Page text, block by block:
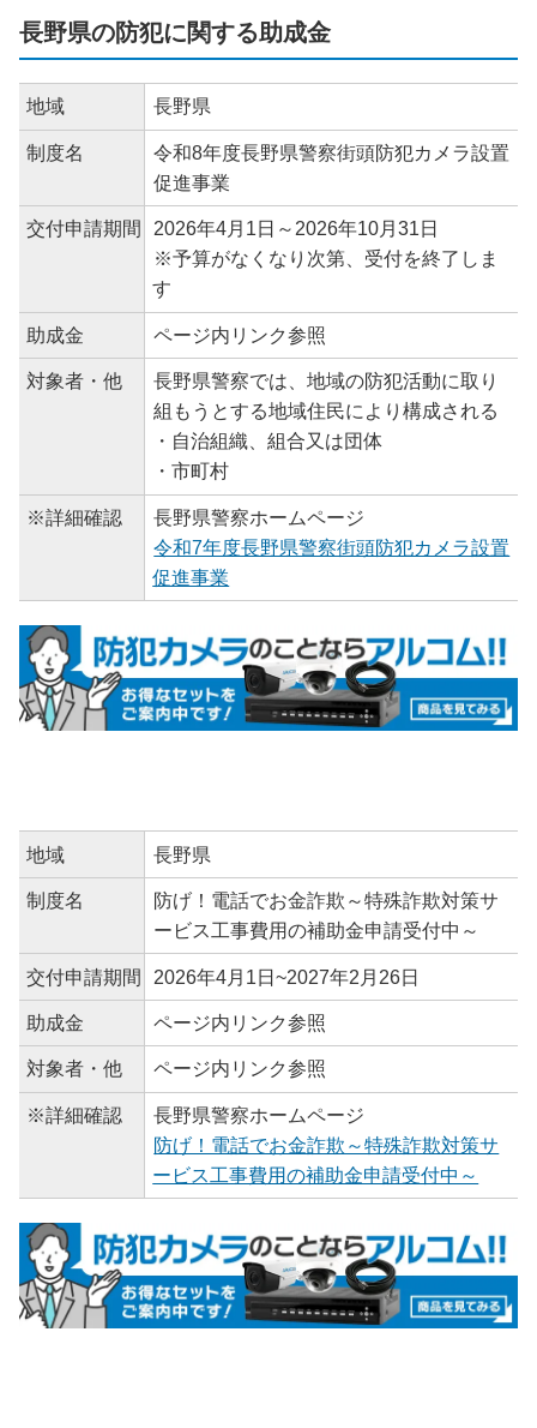
長野県の防犯に関する助成金
地域 長野県
制度名
令和8年度長野県警察街頭防犯カメラ設置
促進事業
交付申請期間
2026年4月1日～2026年10月31日
※予算がなくなり次第、受付を終了しま
す
助成金 ページ内リンク参照
対象者・他
長野県警察では、地域の防犯活動に取り
組もうとする地域住民により構成される
・自治組織、組合又は団体
・市町村
※詳細確認
長野県警察ホームページ
令和7年度長野県警察街頭防犯カメラ設置
促進事業
地域 長野県
制度名
防げ！電話でお金詐欺～特殊詐欺対策サ
ービス工事費用の補助金申請受付中～
交付申請期間 2026年4月1日~2027年2月26日
助成金 ページ内リンク参照
対象者・他 ページ内リンク参照
※詳細確認
長野県警察ホームページ
防げ！電話でお金詐欺～特殊詐欺対策サ
ービス工事費用の補助金申請受付中～